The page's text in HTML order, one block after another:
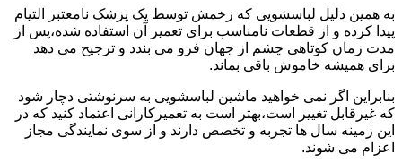
به همین دلیل لباسشویی که زخمش توسط یک پزشک نامعتبر التیام
پیدا کرده و از قطعات نامناسب برای تعمیر آن استفاده شده،پس از
مدت زمان کوتاهی چشم از جهان فرو می بندد و ترجیح می دهد
برای همیشه خاموش باقی بماند.
بنابراین اگر نمی خواهید ماشین لباسشویی به سرنوشتی دچار شود
که غیرقابل تغییر است،بهتر است به تعمیرکارانی اعتماد کنید که در
این زمینه سال ها تجربه و تخصص دارند و از سوی نمایندگی مجاز
اعزام می شوند.